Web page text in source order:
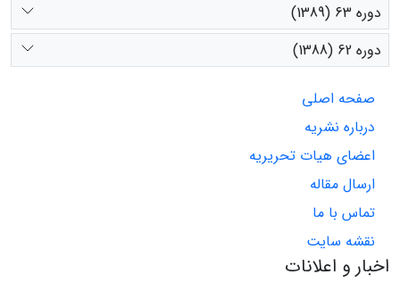
دوره 63 (1389)
دوره 62 (1388)
صفحه اصلی
درباره نشریه
اعضای هیات تحریریه
ارسال مقاله
تماس با ما
نقشه سایت
اخبار و اعلانات